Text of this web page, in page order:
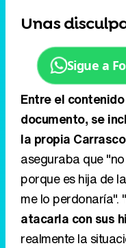
Unas
Sigue a
Entre el
documento, se
la propia Carrasco
aseguraba que
porque es hija de
me lo perdonaría". "
atacarla con sus
realmente la